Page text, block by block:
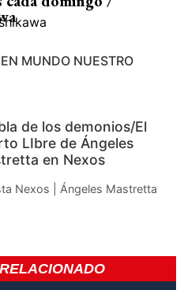
MUNDO NUESTRO
de los demonios/El
LIbre de Ángeles
en Nexos
Nexos | Ángeles Mastretta